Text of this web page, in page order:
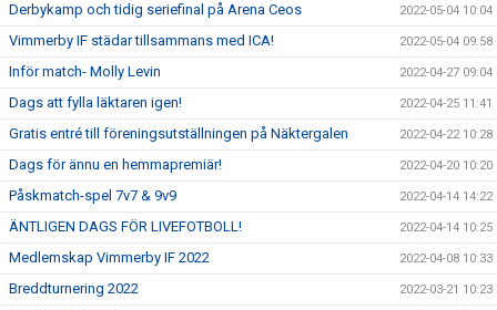
Derbykamp och tidig seriefinal på Arena Ceos 2022-05-04 10:04
Vimmerby IF städar tillsammans med ICA! 2022-05-04 09:58
Inför match- Molly Levin 2022-04-27 09:04
Dags att fylla läktaren igen! 2022-04-25 11:41
Gratis entré till föreningsutställningen på Näktergalen 2022-04-22 10:28
Dags för ännu en hemmapremiär! 2022-04-20 10:20
Påskmatch-spel 7v7 & 9v9 2022-04-14 14:22
ÄNTLIGEN DAGS FÖR LIVEFOTBOLL! 2022-04-14 10:25
Medlemskap Vimmerby IF 2022 2022-04-08 10:33
Breddturnering 2022 2022-03-21 10:23